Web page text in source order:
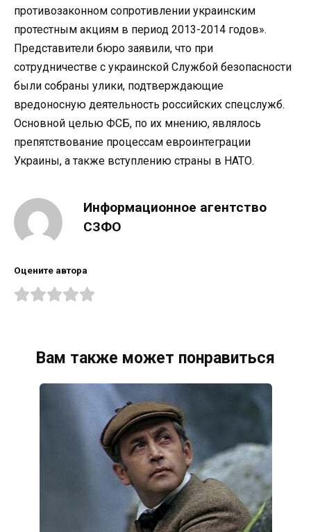
противозаконном сопротивлении украинским
протестным акциям в период 2013-2014 годов».
Представители бюро заявили, что при
сотрудничестве с украинской Службой безопасности
были собраны улики, подтверждающие
вредоносную деятельность российских спецслужб.
Основной целью ФСБ, по их мнению, являлось
препятствование процессам евроинтеграции
Украины, а также вступлению страны в НАТО.
Информационное агентство
СЗФО
Оцените автора
Вам также может понравиться